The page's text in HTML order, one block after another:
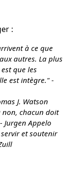
:
à ce que
autres. La plus
que les
est intègre." -
J. Watson
non, chacun doit
Jurgen Appelo
et soutenir